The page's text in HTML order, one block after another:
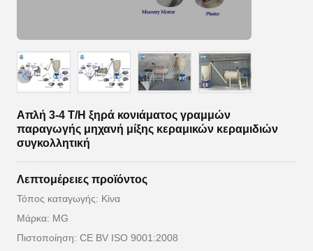
Απλή 3-4 T/H ξηρά κονιάματος γραμμών
παραγωγής μηχανή μίξης κεραμικών κεραμιδιών
συγκολλητική
Λεπτομέρειες προϊόντος
Τόπος καταγωγής: Κίνα
Μάρκα: MG
Πιστοποίηση: CE BV ISO 9001:2008